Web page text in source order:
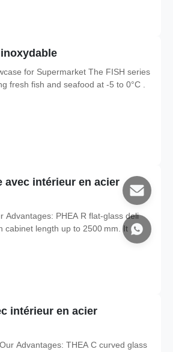
for Supermarket The FISH series
fresh fish and seafood at -5 to 0°C .
avec intérieur en acier
PHEA R flat‑glass deli
cabinet length up to 2500 mm. It
intérieur en acier
Advantages: THEA C curved glass